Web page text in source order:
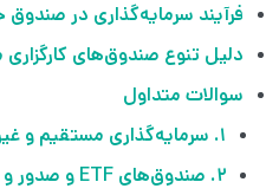
فرآیند سرمایه‌گذاری در
دلیل تنوع صندوق‌های
سوالات متداول
۱. سرمایه‌گذاری مستقیم و غیرمستقیم چه تفاوتی دارند؟
۲. صندوق‌های ETF و صدور و ابطالی چه فرقی دارند؟